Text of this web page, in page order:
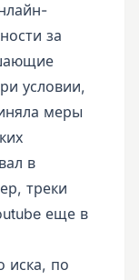
за
условии,
меры
в
треки
еще в
иска, по